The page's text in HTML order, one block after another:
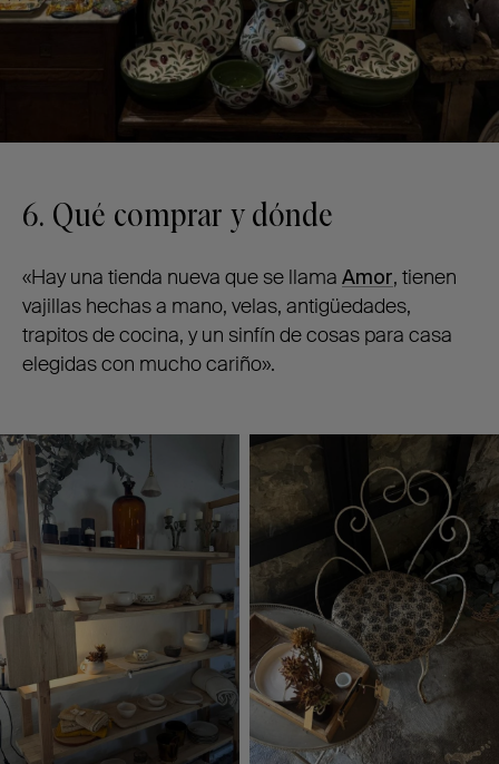
6. Qué comprar y dónde
«Hay una tienda nueva que se llama Amor, tienen
vajillas hechas a mano, velas, antigüedades,
trapitos de cocina, y un sinfín de cosas para casa
elegidas con mucho cariño».